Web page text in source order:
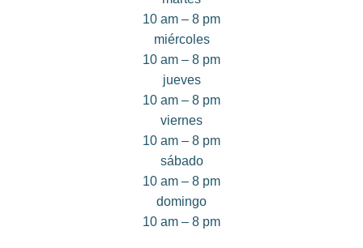
10 am – 8 pm
miércoles
10 am – 8 pm
jueves
10 am – 8 pm
viernes
10 am – 8 pm
sábado
10 am – 8 pm
domingo
10 am – 8 pm